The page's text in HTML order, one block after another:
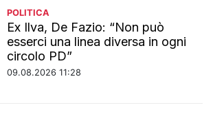
POLITICA
Ex Ilva, De Fazio: “Non può
esserci una linea diversa in ogni
circolo PD”
09.08.2026 11:28